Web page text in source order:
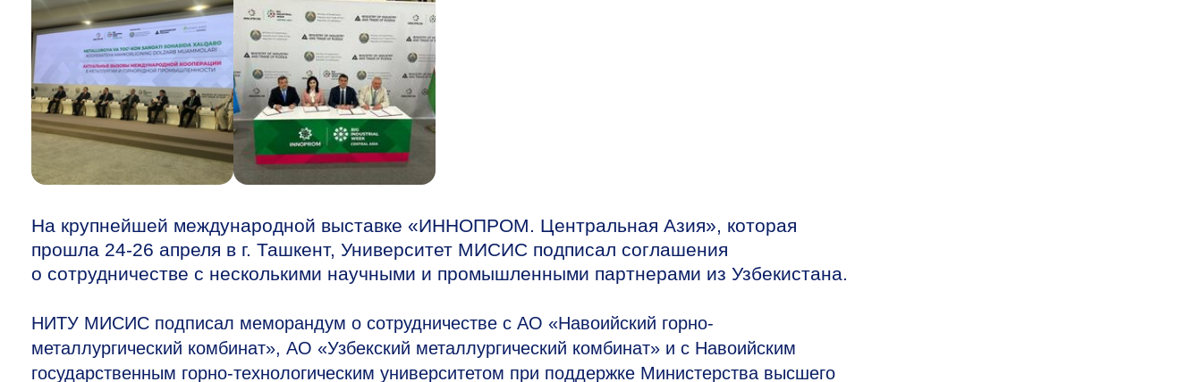
На крупнейшей международной выставке «ИННОПРОМ. Центральная Азия», которая
прошла 24-26 апреля в г. Ташкент, Университет МИСИС подписал соглашения
о сотрудничестве с несколькими научными и промышленными партнерами из Узбекистана.
НИТУ МИСИС подписал меморандум о сотрудничестве с АО «Навоийский горно-
металлургический комбинат», АО «Узбекский металлургический комбинат» и с Навоийским
государственным горно-технологическим университетом при поддержке Министерства высшего